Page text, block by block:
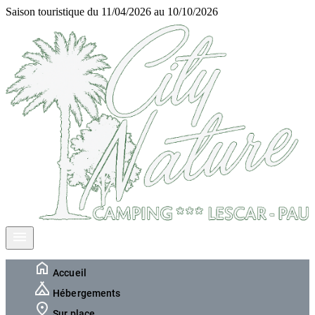
Saison touristique du 11/04/2026 au 10/10/2026
Accueil
Hébergements